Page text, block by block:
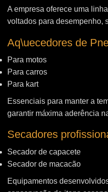
A empresa oferece uma
voltados para desempenho,
Aq\uecedores de
Para motos
Para carros
Para kart
Essenciais para manter a
garantir máxima aderência
Secadores
Secador de capacete
Secador de macacão
Equipamentos